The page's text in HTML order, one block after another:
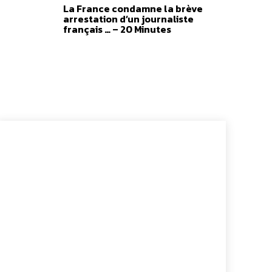
La France condamne la brève
arrestation d’un journaliste
français … – 20 Minutes